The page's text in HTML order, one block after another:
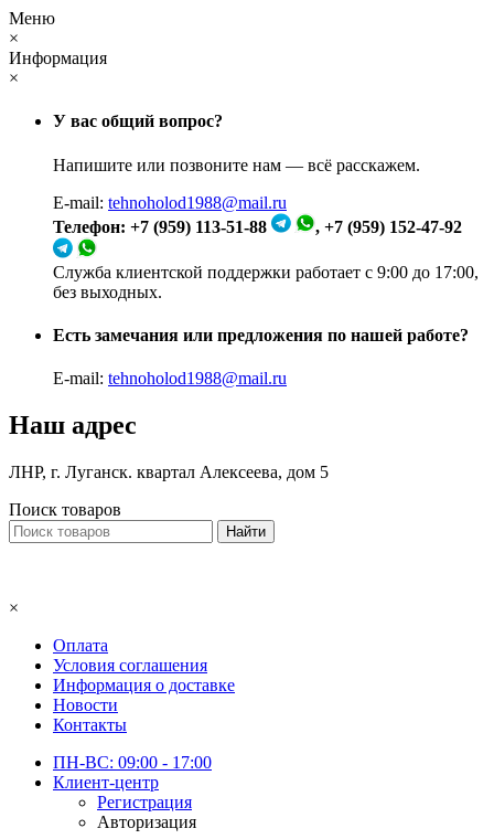
Меню
×
Информация
×
У вас общий вопрос?
Напишите или позвоните нам — всё расскажем.
E-mail: tehnoholod1988@mail.ru
Телефон: +7 (959) 113-51-88
, +7 (959) 152-47-92
Служба клиентской поддержки работает с 9:00 до 17:00,
без выходных.
Есть замечания или предложения по нашей работе?
E-mail: tehnoholod1988@mail.ru
Наш адрес
ЛНР, г. Луганск. квартал Алексеева, дом 5
Поиск товаров
×
Оплата
Условия соглашения
Информация о доставке
Новости
Контакты
ПН-ВС: 09:00 - 17:00
Клиент-центр
Регистрация
Авторизация